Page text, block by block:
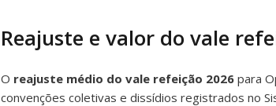
Reajuste e valor do vale
O reajuste médio do vale refeição 2026 para
convenções coletivas e dissídios registrados no